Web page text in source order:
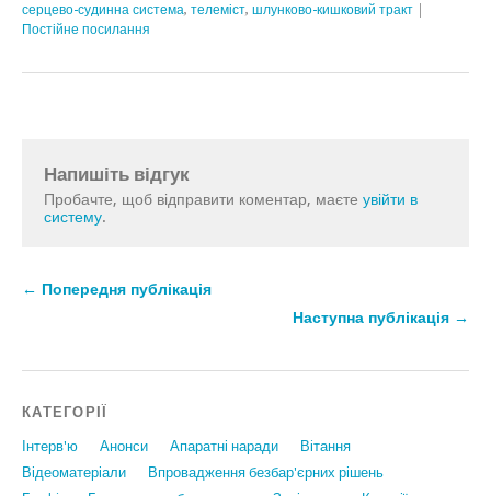
серцево-судинна система, телеміст, шлунково-кишковий тракт
Постійне посилання
Напишіть відгук
Пробачте, щоб відправити коментар, маєте увійти в
систему.
← Попередня публікація
Наступна публікація →
КАТЕГОРІЇ
Інтерв'ю Анонси Апаратні наради
Вiтання
Відеоматеріали
Впровадження безбар'єрних рішень